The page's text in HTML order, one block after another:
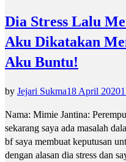
Dia Stress Lalu
Aku Dikatakan
Aku Buntu!
by Jejari Sukma18 April 2020
Nama: Mimie Jantina:
sekarang saya ada masalah
bf saya membuat keputusan
dengan alasan dia stress dan